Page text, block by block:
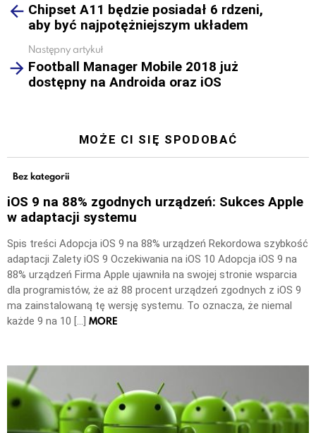
moreChipset A11 będzie posiadał 6 rdzeni,
aby być najpotężniejszym układem
Następny artykuł
Football Manager Mobile 2018 już
dostępny na Androida oraz iOS
MOŻE CI SIĘ SPODOBAĆ
Bez kategorii
iOS 9 na 88% zgodnych urządzeń: Sukces Apple
w adaptacji systemu
Spis treści Adopcja iOS 9 na 88% urządzeń Rekordowa szybkość
adaptacji Zalety iOS 9 Oczekiwania na iOS 10 Adopcja iOS 9 na
88% urządzeń Firma Apple ujawniła na swojej stronie wsparcia
dla programistów, że aż 88 procent urządzeń zgodnych z iOS 9
ma zainstalowaną tę wersję systemu. To oznacza, że niemal
każde 9 na 10 […] MORE